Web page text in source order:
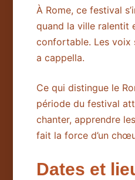
À Rome, ce festival
quand la ville ralentit
confortable. Les voix
a cappella.
Ce qui distingue le
période du festival
chanter, apprendre
fait la force d’un
Dates et